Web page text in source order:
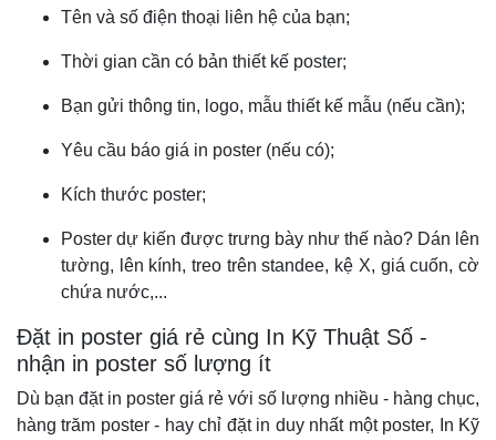
Tên và số điện thoại liên hệ của bạn;
Thời gian cần có bản thiết kế poster;
Bạn gửi thông tin, logo, mẫu thiết kế mẫu (nếu cần);
Yêu cầu báo giá in poster (nếu có);
Kích thước poster;
Poster dự kiến được trưng bày như thế nào? Dán lên
tường, lên kính, treo trên standee, kệ X, giá cuốn, cờ
chứa nước,...
Đặt in poster giá rẻ cùng In Kỹ Thuật Số -
nhận in poster số lượng ít
Dù bạn đặt in poster giá rẻ với số lượng nhiều - hàng chục,
hàng trăm poster - hay chỉ đặt in duy nhất một poster, In Kỹ